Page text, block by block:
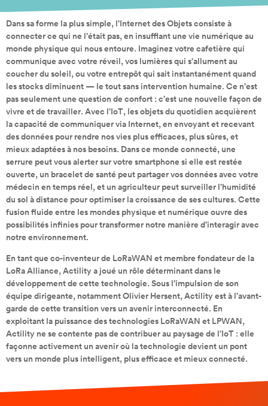
Dans sa forme la plus simple, l’Internet des Objets consiste à
connecter ce qui ne l’était pas, en insufflant une vie numérique au
monde physique qui nous entoure. Imaginez votre cafetière qui
communique avec votre réveil, vos lumières qui s’allument au
coucher du soleil, ou votre entrepôt qui sait instantanément quand
les stocks diminuent — le tout sans intervention humaine. Ce n’est
pas seulement une question de confort : c’est une nouvelle façon de
vivre et de travailler. Avec l’IoT, les objets du quotidien acquièrent
la capacité de communiquer via Internet, en envoyant et recevant
des données pour rendre nos vies plus efficaces, plus sûres, et
mieux adaptées à nos besoins. Dans ce monde connecté, une
serrure peut vous alerter sur votre smartphone si elle est restée
ouverte, un bracelet de santé peut partager vos données avec votre
médecin en temps réel, et un agriculteur peut surveiller l’humidité
du sol à distance pour optimiser la croissance de ses cultures. Cette
fusion fluide entre les mondes physique et numérique ouvre des
possibilités infinies pour transformer notre manière d’interagir avec
notre environnement.
En tant que co-inventeur de LoRaWAN et membre fondateur de la
LoRa Alliance, Actility a joué un rôle déterminant dans le
développement de cette technologie. Sous l’impulsion de son
équipe dirigeante, notamment Olivier Hersent, Actility est à l’avant-
garde de cette transition vers un avenir interconnecté. En
exploitant la puissance des technologies LoRaWAN et LPWAN,
Actility ne se contente pas de contribuer au paysage de l’IoT : elle
façonne activement un avenir où la technologie devient un pont
vers un monde plus intelligent, plus efficace et mieux connecté.